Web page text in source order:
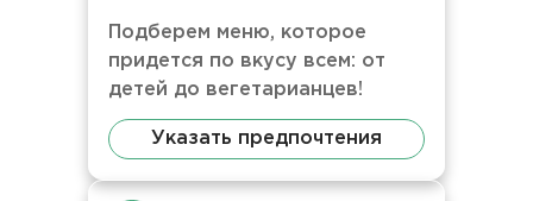
Подберем меню, которое
придется по вкусу всем: от
детей до вегетарианцев!
Указать предпочтения